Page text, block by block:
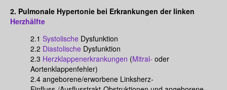
2. Pulmonale Hypertonie bei Erkrankungen der linken
Herzhälfte
2.1 Systolische Dysfunktion
2.2 Diastolische Dysfunktion
2.3 Herzklappenerkrankungen (Mitral- oder
Aortenklappenfehler)
2.4 angeborene/erworbene Linksherz-